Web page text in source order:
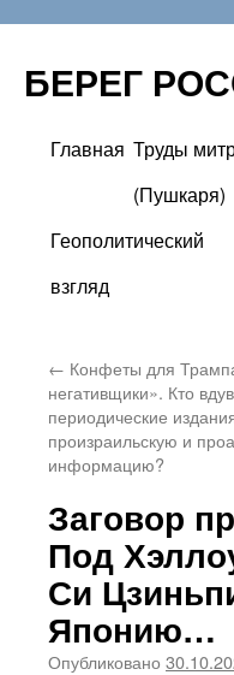
БЕРЕГ
Перейти
содержимому
Главная Труды
(Пушкаря)
Геополитический
взгляд
← Конфеты для
негативщики». Кто
периодические
произраильскую и
информацию?
Заговор
Под
Си
Японию…
Опубликовано